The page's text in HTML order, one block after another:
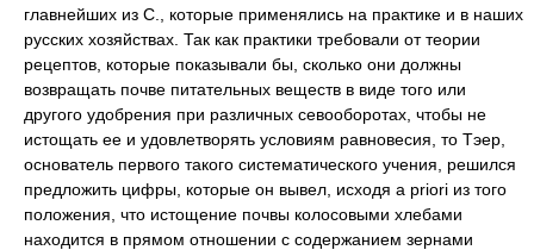
главнейших из С., которые применялись на практике и в наших
русских хозяйствах. Так как практики требовали от теории
рецептов, которые показывали бы, сколько они должны
возвращать почве питательных веществ в виде того или
другого удобрения при различных севооборотах, чтобы не
истощать ее и удовлетворять условиям равновесия, то Тэер,
основатель первого такого систематического учения, решился
предложить цифры, которые он вывел, исходя a priori из того
положения, что истощение почвы колосовыми хлебами
находится в прямом отношении с содержанием зернами